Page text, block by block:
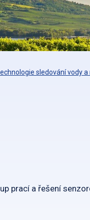
sledování vody
prací a řešení